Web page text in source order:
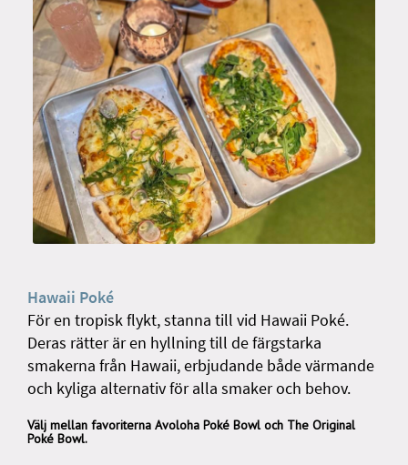
Hawaii Poké
För en tropisk flykt, stanna till vid Hawaii Poké.
Deras rätter är en hyllning till de färgstarka
smakerna från Hawaii, erbjudande både värmande
och kyliga alternativ för alla smaker och behov.
Välj mellan favoriterna Avoloha Poké Bowl och The Original
Poké Bowl.